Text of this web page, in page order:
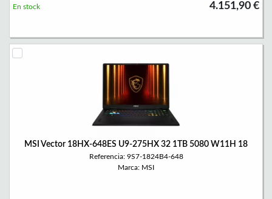
4.151,90 €
En stock
MSI Vector 18HX-648ES U9-275HX 32 1TB 5080 W11H 18
Referencia: 9S7-1824B4-648
Marca: MSI